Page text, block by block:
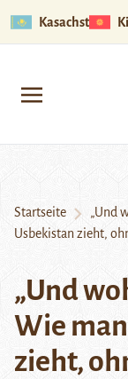
Kasachstan
Startseite
„Und
Usbekistan zieht,
„Und
Wie
zieht,